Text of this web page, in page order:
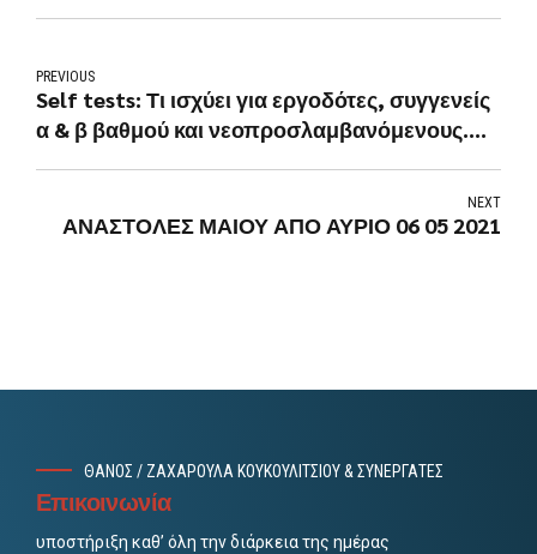
PREVIOUS
Self tests: Τι ισχύει για εργοδότες, συγγενείς
α & β βαθμού και νεοπροσλαμβανόμενους.
NEXT
ΑΝΑΣΤΟΛΕΣ ΜΑΙΟΥ ΑΠΟ ΑΥΡΙΟ 06 05 2021
ΘΑΝΟΣ / ΖΑΧΑΡΟΥΛΑ ΚΟΥΚΟΥΛΙΤΣΙΟΥ & ΣΥΝΕΡΓΑΤΕΣ
Επικοινωνία
υποστήριξη καθ’ όλη την διάρκεια της ημέρας